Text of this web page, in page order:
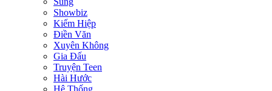
Showbiz
Kiếm Hiệp
Điền Văn
Xuyên Không
Gia Đấu
Truyện Teen
Hài Hước